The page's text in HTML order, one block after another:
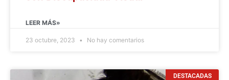
LEER MÁS»
23 octubre, 2023 No hay comentarios
DESTACADAS